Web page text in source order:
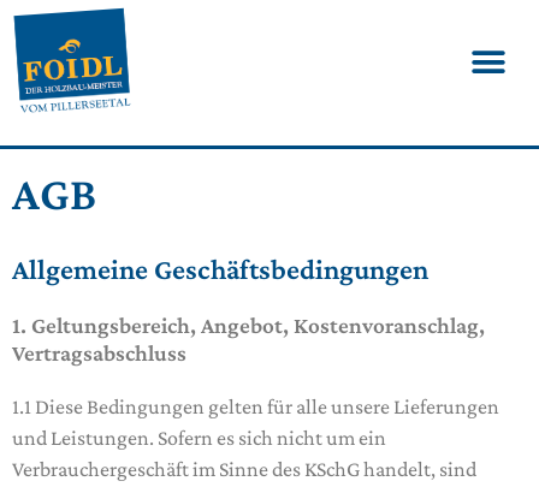
AGB
Allgemeine Geschäftsbedingungen
1. Geltungsbereich, Angebot, Kostenvoranschlag,
Vertragsabschluss
1.1 Diese Bedingungen gelten für alle unsere Lieferungen
und Leistungen. Sofern es sich nicht um ein
Verbrauchergeschäft im Sinne des KSchG handelt, sind